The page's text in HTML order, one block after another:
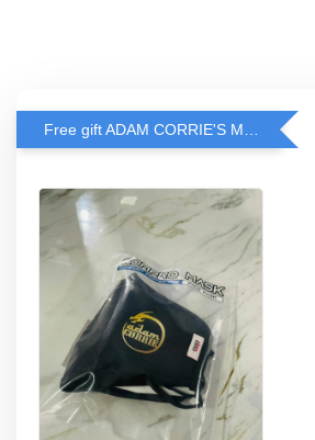
Free gift ADAM CORRIE'S MASK when spend RM200 and above